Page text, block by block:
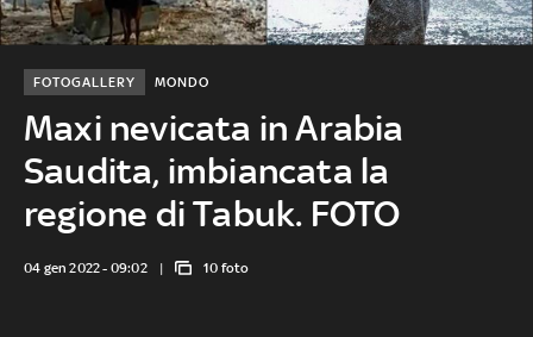
Maxi nevicata in Arabia
Saudita, imbiancata la
regione di Tabuk. FOTO
MONDO
FOTOGALLERY
04 gen 2022 - 09:02 10 foto